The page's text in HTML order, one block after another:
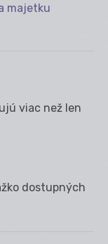
majetku
viac než len
dostupných